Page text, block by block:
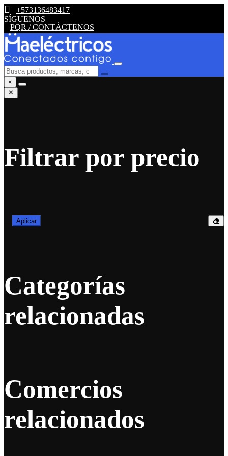
+573136483417
SÍGUENOS
PQR / CONTÁCTENOS
×
✕
Filtrar por precio
— Aplicar
Categorías
relacionadas
Comercios
relacionados